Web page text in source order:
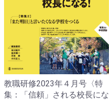
教職研修2023年４月号〈特
集：「信頼」される校長にな